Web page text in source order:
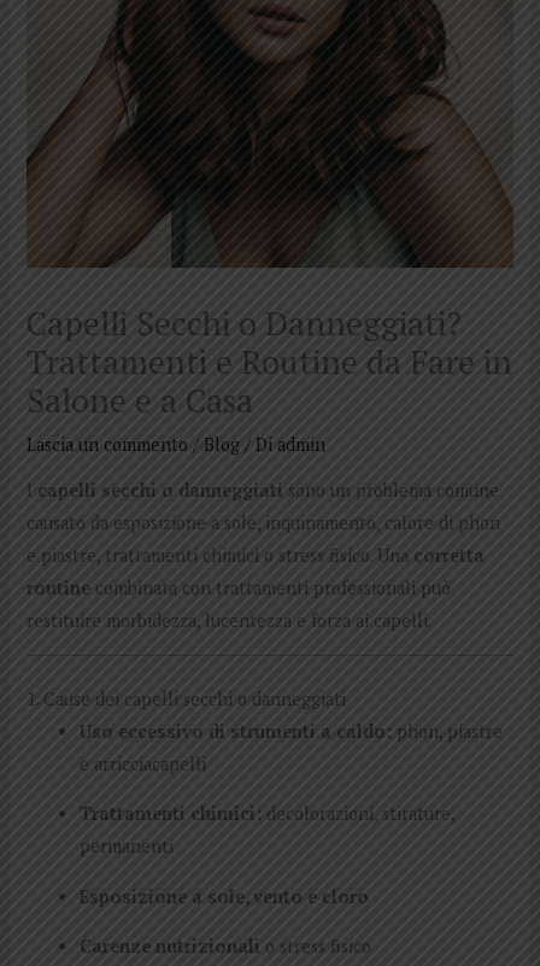
Capelli Secchi o Danneggiati?
Trattamenti e Routine da Fare in
Salone e a Casa
Lascia un commento / Blog / Di admin
I capelli secchi o danneggiati sono un problema comune
causato da esposizione a sole, inquinamento, calore di phon
e piastre, trattamenti chimici o stress fisico. Una corretta
routine combinata con trattamenti professionali può
restituire morbidezza, lucentezza e forza ai capelli.
1. Cause dei capelli secchi o danneggiati
Uso eccessivo di strumenti a caldo: phon, piastre
e arricciacapelli
Trattamenti chimici: decolorazioni, stirature,
permanenti
Esposizione a sole, vento e cloro
Carenze nutrizionali o stress fisico